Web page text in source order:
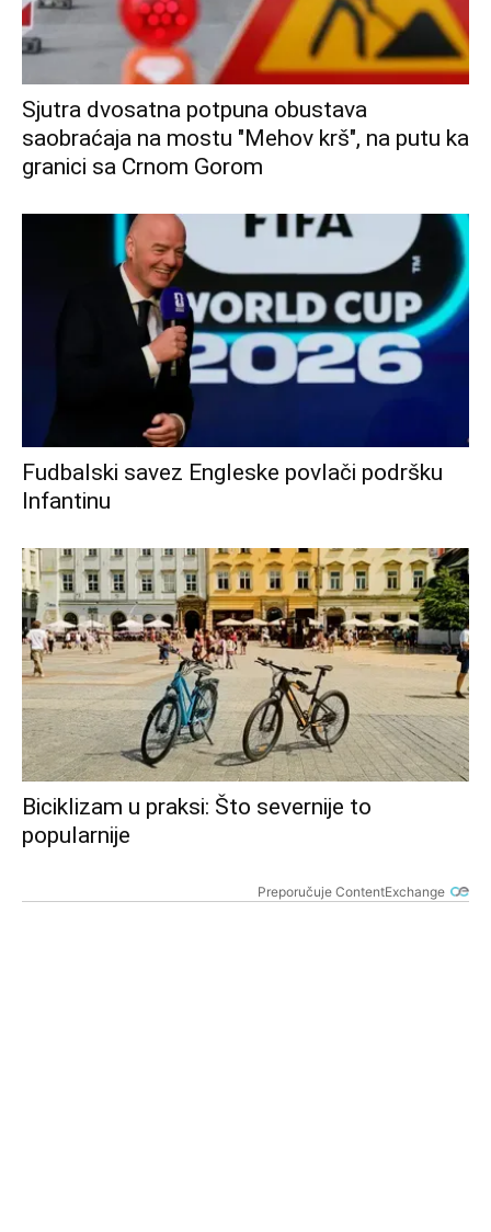
Sjutra dvosatna potpuna obustava
saobraćaja na mostu "Mehov krš", na putu ka
granici sa Crnom Gorom
Fudbalski savez Engleske povlači podršku
Infantinu
Biciklizam u praksi: Što severnije to
popularnije
Preporučuje ContentExchange